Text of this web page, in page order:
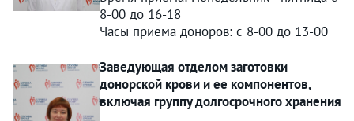
8-00 до 16-18
Часы приема доноров: с 8-00 до 13-00
Заведующая отделом заготовки
донорской крови и ее компонентов,
включая группу долгосрочного хранения